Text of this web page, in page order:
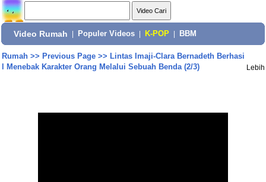
Video Rumah Populer Videos K-POP BBM
Rumah>> Previous Page>> Lintas Imaji-Clara Bernadeth Berhasi
l Menebak Karakter Orang Melalui Sebuah Benda (2/3)
Lebih